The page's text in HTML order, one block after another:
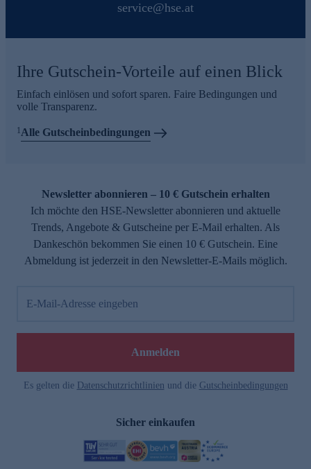
service@hse.at
Ihre Gutschein-Vorteile auf einen Blick
Einfach einlösen und sofort sparen. Faire Bedingungen und
volle Transparenz.
1 Alle Gutscheinbedingungen
Newsletter abonnieren – 10 € Gutschein erhalten
Ich möchte den HSE-Newsletter abonnieren und aktuelle
Trends, Angebote & Gutscheine per E-Mail erhalten. Als
Dankeschön bekommen Sie einen 10 € Gutschein. Eine
Abmeldung ist jederzeit in den Newsletter-E-Mails möglich.
E-Mail-Adresse eingeben
Anmelden
Es gelten die Datenschutzrichtlinien und die Gutscheinbedingungen
Sicher einkaufen